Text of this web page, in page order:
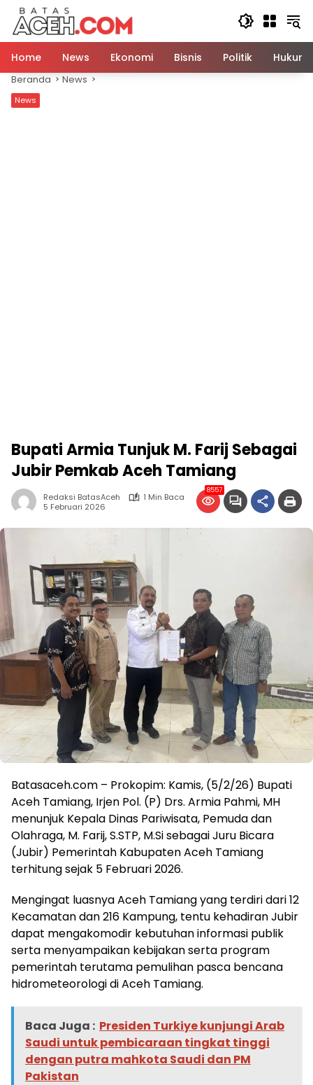
Langsung
konten
Home
News Ekonomi Bisnis Politik Hukum
Beranda News
News
Bupati Armia Tunjuk M. Farij Sebagai
Jubir Pemkab Aceh Tamiang
Redaksi BatasAceh
1 Min Baca
5 Februari 2026
8557
Batasaceh.com – Prokopim: Kamis, (5/2/26) Bupati
Aceh Tamiang, Irjen Pol. (P) Drs. Armia Pahmi, MH
menunjuk Kepala Dinas Pariwisata, Pemuda dan
Olahraga, M. Farij, S.STP, M.Si sebagai Juru Bicara
(Jubir) Pemerintah Kabupaten Aceh Tamiang
terhitung sejak 5 Februari 2026.
Mengingat luasnya Aceh Tamiang yang terdiri dari 12
Kecamatan dan 216 Kampung, tentu kehadiran Jubir
dapat mengakomodir kebutuhan informasi publik
serta menyampaikan kebijakan serta program
pemerintah terutama pemulihan pasca bencana
hidrometeorologi di Aceh Tamiang.
Baca Juga : Presiden Turkiye kunjungi Arab
Saudi untuk pembicaraan tingkat tinggi
dengan putra mahkota Saudi dan PM
Pakistan